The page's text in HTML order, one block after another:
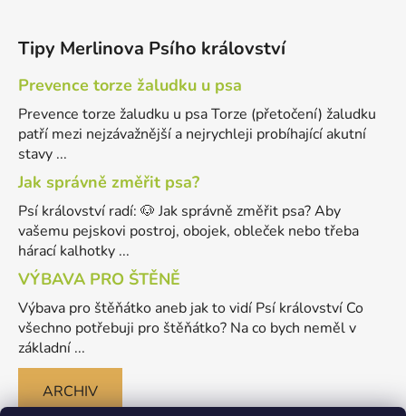
Tipy Merlinova Psího království
Prevence torze žaludku u psa
Prevence torze žaludku u psa Torze (přetočení) žaludku
patří mezi nejzávažnější a nejrychleji probíhající akutní
stavy ...
Jak správně změřit psa?
Psí království radí: 🐶 Jak správně změřit psa? Aby
vašemu pejskovi postroj, obojek, obleček nebo třeba
hárací kalhotky ...
VÝBAVA PRO ŠTĚNĚ
Výbava pro štěňátko aneb jak to vidí Psí království Co
všechno potřebuji pro štěňátko? Na co bych neměl v
základní ...
ARCHIV